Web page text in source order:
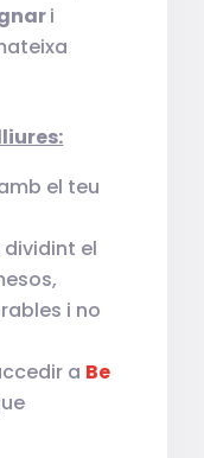
i
el teu
dividint el
i no
a Be